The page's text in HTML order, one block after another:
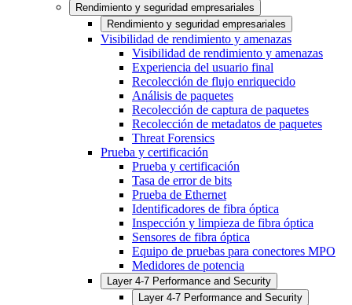
Rendimiento y seguridad empresariales
Rendimiento y seguridad empresariales
Visibilidad de rendimiento y amenazas
Visibilidad de rendimiento y amenazas
Experiencia del usuario final
Recolección de flujo enriquecido
Análisis de paquetes
Recolección de captura de paquetes
Recolección de metadatos de paquetes
Threat Forensics
Prueba y certificación
Prueba y certificación
Tasa de error de bits
Prueba de Ethernet
Identificadores de fibra óptica
Inspección y limpieza de fibra óptica
Sensores de fibra óptica
Equipo de pruebas para conectores MPO
Medidores de potencia
Layer 4-7 Performance and Security
Layer 4-7 Performance and Security